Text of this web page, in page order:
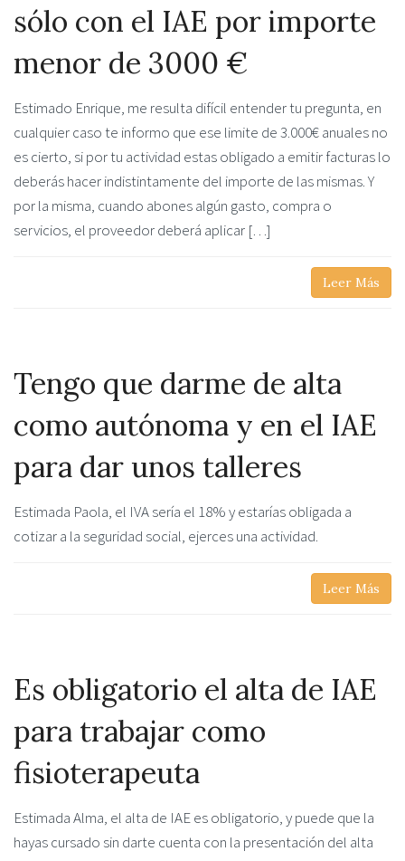
sólo con el IAE por importe
menor de 3000 €
Estimado Enrique, me resulta difícil entender tu pregunta, en
cualquier caso te informo que ese limite de 3.000€ anuales no
es cierto, si por tu actividad estas obligado a emitir facturas lo
deberás hacer indistintamente del importe de las mismas. Y
por la misma, cuando abones algún gasto, compra o
servicios, el proveedor deberá aplicar […]
Leer Más
Tengo que darme de alta
como autónoma y en el IAE
para dar unos talleres
Estimada Paola, el IVA sería el 18% y estarías obligada a
cotizar a la seguridad social, ejerces una actividad.
Leer Más
Es obligatorio el alta de IAE
para trabajar como
fisioterapeuta
Estimada Alma, el alta de IAE es obligatorio, y puede que la
hayas cursado sin darte cuenta con la presentación del alta